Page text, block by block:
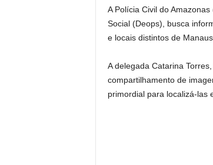
A Polícia Civil do
Social (Deops), busca
e locais distintos de Manaus.
A delegada Catarina
compartilhamento de
primordial para localizá-las